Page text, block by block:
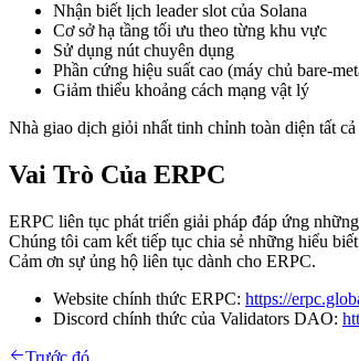
Nhận biết lịch leader slot của Solana
Cơ sở hạ tầng tối ưu theo từng khu vực
Sử dụng nút chuyên dụng
Phần cứng hiệu suất cao (máy chủ bare-
Giảm thiểu khoảng cách mạng vật lý
Nhà giao dịch giỏi nhất tinh chỉnh toàn diện tất
Vai Trò Của ERPC
ERPC liên tục phát triển giải pháp đáp ứng
Chúng tôi cam kết tiếp tục chia sẻ những hiểu
Cảm ơn sự ủng hộ liên tục dành cho ERPC.
Website chính thức ERPC: https://
Discord chính thức của Validators DAO:
Trước đó